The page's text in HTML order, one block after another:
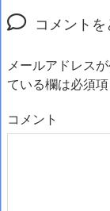
コメント
メールアドレス
ている欄は必須
コメント